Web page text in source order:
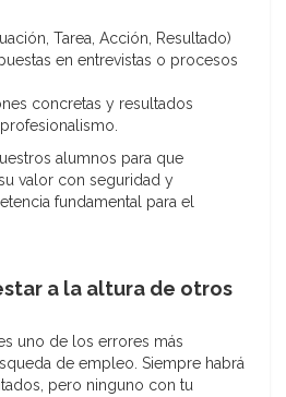
Tarea, Acción, Resultado)
en entrevistas o procesos
concretas y resultados
alumnos para que
valor con seguridad y
fundamental para el
a la altura de otros
uno de los errores más
de empleo. Siempre habrá
pero ninguno con tu